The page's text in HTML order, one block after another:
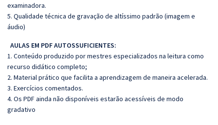
examinadora.
5. Qualidade técnica de gravação de altíssimo padrão (imagem e
áudio)
AULAS EM PDF AUTOSSUFICIENTES:
1. Conteúdo produzido por mestres especializados na leitura como
recurso didático completo;
2. Material prático que facilita a aprendizagem de maneira acelerada.
3. Exercícios comentados.
4. Os PDF ainda não disponíveis estarão acessíveis de modo
gradativo